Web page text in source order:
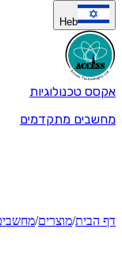
Heb
אקסס טכנולוגיות
מחשבים מתקדמים
דף הבית/מוצרים/